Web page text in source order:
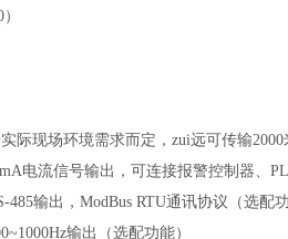
际现场环境需求而定，zui远可传输2000
电流信号输出，可连接报警控制器、
485输出， ModBus RTU通讯协议 （选配
输出（选配功能）